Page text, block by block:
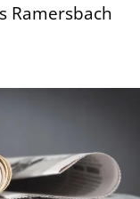
Ramersbach